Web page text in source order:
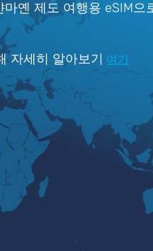
옌 제도 여행용 eSIM으
자세히 알아보기 여기